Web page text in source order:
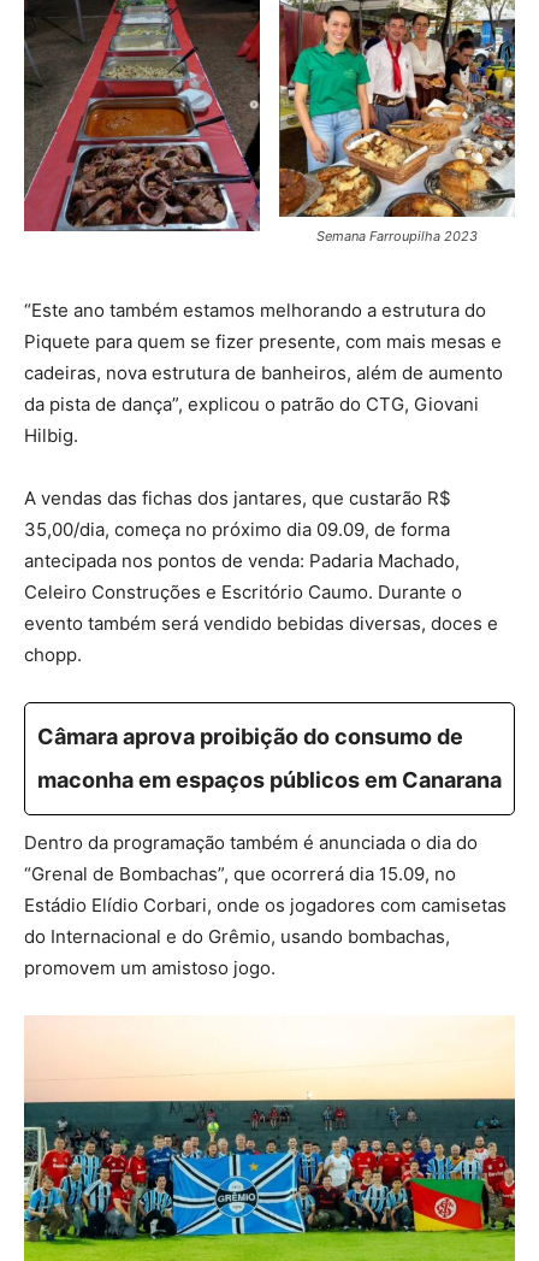
Semana Farroupilha 2023
“Este ano também estamos melhorando a estrutura do
Piquete para quem se fizer presente, com mais mesas e
cadeiras, nova estrutura de banheiros, além de aumento
da pista de dança”, explicou o patrão do CTG, Giovani
Hilbig.
A vendas das fichas dos jantares, que custarão R$
35,00/dia, começa no próximo dia 09.09, de forma
antecipada nos pontos de venda: Padaria Machado,
Celeiro Construções e Escritório Caumo. Durante o
evento também será vendido bebidas diversas, doces e
chopp.
Câmara aprova proibição do consumo de
maconha em espaços públicos em Canarana
Dentro da programação também é anunciada o dia do
“Grenal de Bombachas”, que ocorrerá dia 15.09, no
Estádio Elídio Corbari, onde os jogadores com camisetas
do Internacional e do Grêmio, usando bombachas,
promovem um amistoso jogo.